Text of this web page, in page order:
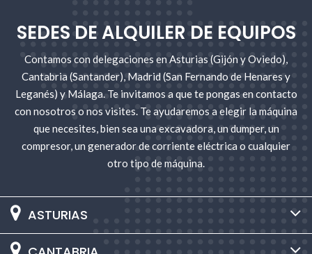
SEDES DE ALQUILER DE EQUIPOS
Contamos con delegaciones en Asturias (Gijón y Oviedo),
Cantabria (Santander), Madrid (San Fernando de Henares y
Leganés) y Málaga. Te invitamos a que te pongas en contacto
con nosotros o nos visites. Te ayudaremos a elegir la máquina
que necesites, bien sea una excavadora, un dumper, un
compresor, un generador de corriente eléctrica o cualquier
otro tipo de máquina.
ASTURIAS